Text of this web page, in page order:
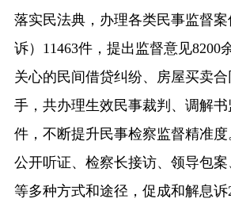
落实民法典，办理各类民事监督
诉）11463件，提出监督意见8200
关心的民间借贷纠纷、房屋买卖合
手，共办理生效民事裁判、调解书
件，不断提升民事检察监督精准
公开听证、检察长接访、领导包
等多种方式和途径，促成和解息诉